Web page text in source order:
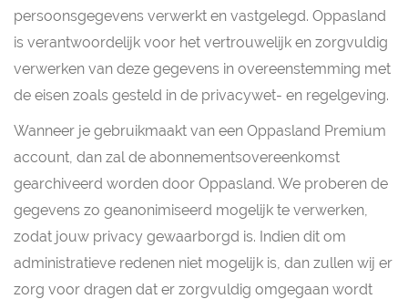
persoonsgegevens verwerkt en vastgelegd. Oppasland
is verantwoordelijk voor het vertrouwelijk en zorgvuldig
verwerken van deze gegevens in overeenstemming met
de eisen zoals gesteld in de privacywet- en regelgeving.
Wanneer je gebruikmaakt van een Oppasland Premium
account, dan zal de abonnementsovereenkomst
gearchiveerd worden door Oppasland. We proberen de
gegevens zo geanonimiseerd mogelijk te verwerken,
zodat jouw privacy gewaarborgd is. Indien dit om
administratieve redenen niet mogelijk is, dan zullen wij er
zorg voor dragen dat er zorgvuldig omgegaan wordt